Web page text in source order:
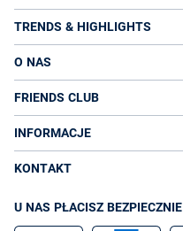
TRENDS & HIGHLIGHTS
O NAS
FRIENDS CLUB
INFORMACJE
KONTAKT
U NAS PŁACISZ BEZPIECZNIE